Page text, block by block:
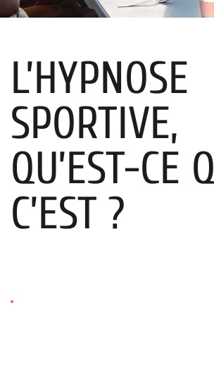
L’HYPNOSE
SPORTIVE,
QU’EST-CE
C’EST ?